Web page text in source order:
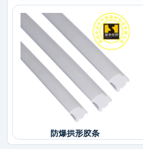
防爆拱形胶条